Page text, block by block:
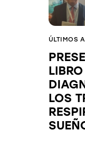
ÚLTIMOS
LIBRO
LOS